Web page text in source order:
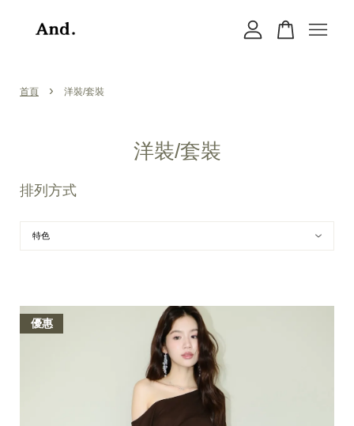
首頁 › 洋裝/套裝
洋裝/套裝
排列方式
優惠